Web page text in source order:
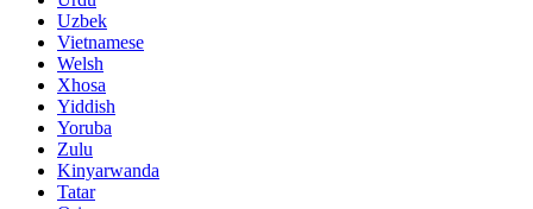
Uzbek
Vietnamese
Welsh
Xhosa
Yiddish
Yoruba
Zulu
Kinyarwanda
Tatar